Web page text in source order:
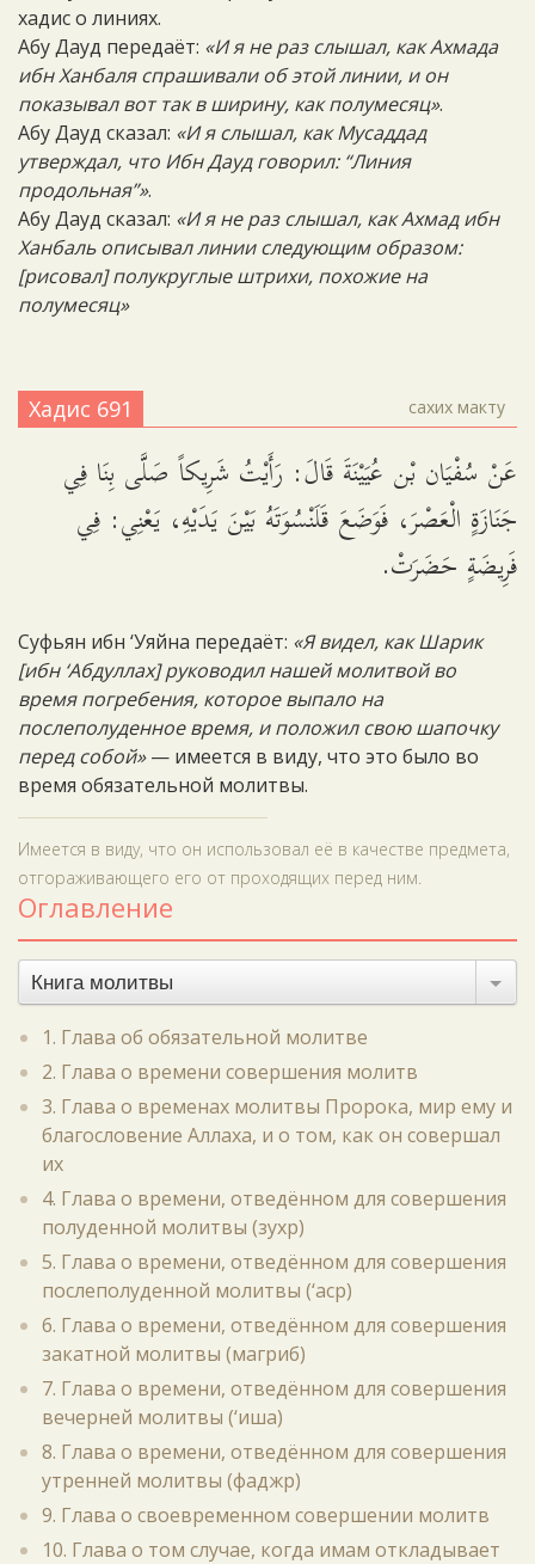
хадис о линиях.
Абу Дауд передаёт: «И я не раз слышал, как Ахмада
ибн Ханбаля спрашивали об этой линии, и он
показывал вот так в ширину, как полумесяц».
Абу Дауд сказал: «И я слышал, как Мусаддад
утверждал, что Ибн Дауд говорил: “Линия
продольная”».
Абу Дауд сказал: «И я не раз слышал, как Ахмад ибн
Ханбаль описывал линии следующим образом:
[рисовал] полукруглые штрихи, похожие на
полумесяц»
Хадис 691 сахих макту
عَنْ سُفْيَان بْن عُيَيْنَةَ قَالَ: رَأَيْتُ شَرِيكاً صَلَّى بِنَا فِي
جَنَازَةٍ الْعَصْرَ، فَوَضَعَ قَلَنْسُوَتَهُ بَيْنَ يَدَيْهِ، يَعْنِي: فِي
فَرِيضَةٍ حَضَرَتْ.
Суфьян ибн ‘Уяйна передаёт: «Я видел, как Шарик
[ибн ‘Абдуллах] руководил нашей молитвой во
время погребения, которое выпало на
послеполуденное время, и положил свою шапочку
перед собой»— имеется в виду, что это было во
время обязательной молитвы.
Имеется в виду, что он использовал её в качестве предмета,
отгораживающего его от проходящих перед ним.
Оглавление
Книга молитвы
1. Глава об обязательной молитве
2. Глава о времени совершения молитв
3. Глава о временах молитвы Пророка, мир ему и
благословение Аллаха, и о том, как он совершал
их
4. Глава о времени, отведённом для совершения
полуденной молитвы (зухр)
5. Глава о времени, отведённом для совершения
послеполуденной молитвы (‘аср)
6. Глава о времени, отведённом для совершения
закатной молитвы (магриб)
7. Глава о времени, отведённом для совершения
вечерней молитвы (‘иша)
8. Глава о времени, отведённом для совершения
утренней молитвы (фаджр)
9. Глава о своевременном совершении молитв
10. Глава о том случае, когда имам откладывает